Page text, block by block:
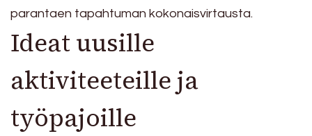
parantaen tapahtuman kokonaisvirtausta.
Ideat uusille
aktiviteeteille ja
työpajoille